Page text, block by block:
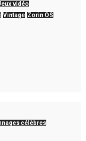
vidéo
Vintage Zorin OS
célèbres